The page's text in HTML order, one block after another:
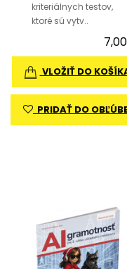
kriteriálnych testov,
ktoré sú vytv..
VLOŽIŤ DO
PRIDAŤ DO